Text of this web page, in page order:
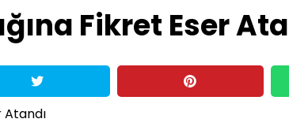
Fikret Eser